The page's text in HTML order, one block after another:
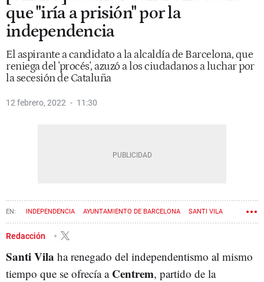
que "iría a prisión" por la
independencia
El aspirante a candidato a la alcaldía de Barcelona, que
reniega del 'procés', azuzó a los ciudadanos a luchar por
la secesión de Cataluña
12 febrero, 2022 11:30
INDEPENDENCIA AYUNTAMIENTO DE BARCELONA SANTI VILA
Redacción
Santi Vila ha renegado del independentismo al mismo
tiempo que se ofrecía a Centrem, partido de la